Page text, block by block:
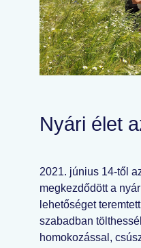
Nyári élet
2021. június 14-től
megkezdődött a
lehetőséget
szabadban
homokozással,